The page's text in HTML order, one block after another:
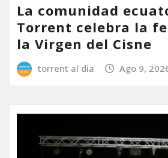
La comunidad
Torrent celebra la
la Virgen del Cisne
torrent al dia Ago 9,